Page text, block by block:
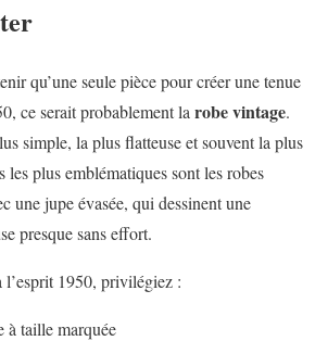
qu’une seule pièce pour créer une tenue
ce serait probablement la robe vintage.
simple, la plus flatteuse et souvent la plus
les plus emblématiques sont les robes
une jupe évasée, qui dessinent une
presque sans effort.
1950, privilégiez :
à taille marquée